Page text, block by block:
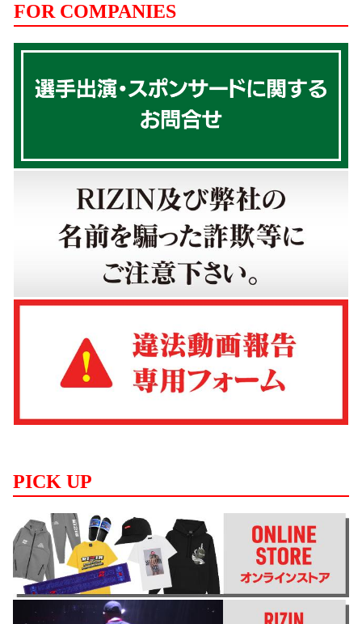
FOR COMPANIES
PICK UP